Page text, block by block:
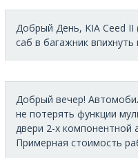
Добрый День, KIA Ceed II
саб в багажник
Добрый вечер!
не потерять функции
двери 2-х компонентной
Примерная стоимость